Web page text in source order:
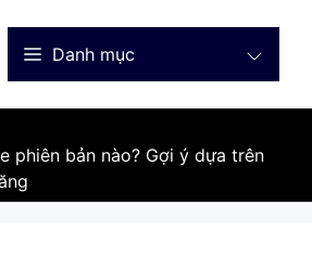
Danh mục
phiên bản nào? Gợi ý dựa trên